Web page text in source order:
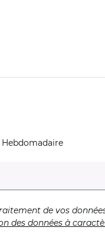
Hebdomadaire
obligatoire)
de vos
des données à